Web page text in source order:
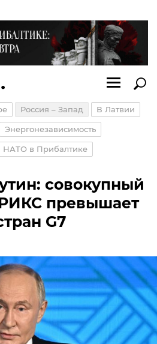
Россия – Запад В Латвии
Энергонезависимость
НАТО в Прибалтике
совокупный
превышает
G7